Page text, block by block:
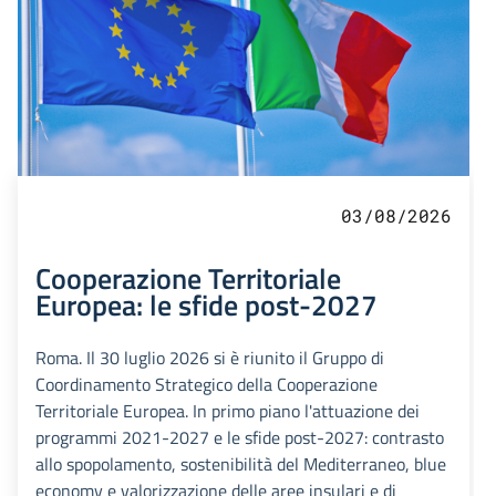
03/08/2026
Cooperazione Territoriale
Europea: le sfide post-2027
Roma. Il 30 luglio 2026 si è riunito il Gruppo di
Coordinamento Strategico della Cooperazione
Territoriale Europea. In primo piano l'attuazione dei
programmi 2021-2027 e le sfide post-2027: contrasto
allo spopolamento, sostenibilità del Mediterraneo, blue
economy e valorizzazione delle aree insulari e di